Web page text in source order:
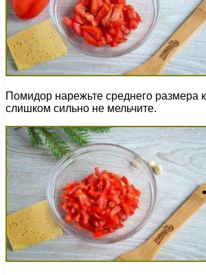
Помидор нарежьте среднего размера
слишком сильно не мельчите.